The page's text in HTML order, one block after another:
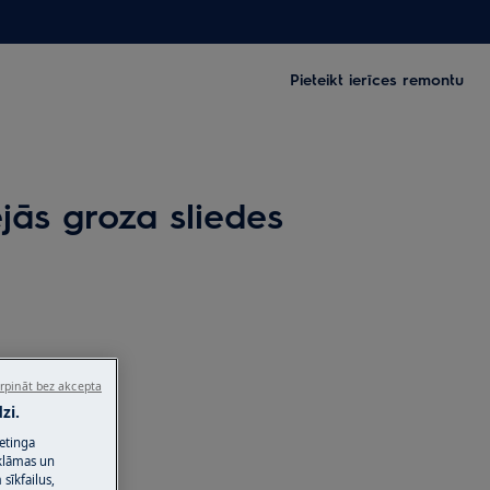
Pieteikt ierīces remontu
groza sliedes
un
bez akcepta